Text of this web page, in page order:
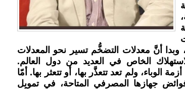
أنَّ معدلات التضخُّم تسير نحو المعدلات
الخاص في العديد من دول العالم.
الوباء، ولم تعد تتعذَّر بها، أو تتعثر بها. أمّا
جهازها المصرفي المتاحة، في تمويل